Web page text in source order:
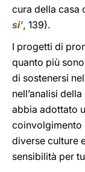
cura della casa
si’, 139).
I progetti di
quanto più
di sostenersi
nell’analisi
abbia adottato
coinvolgimento
diverse culture
sensibilità per